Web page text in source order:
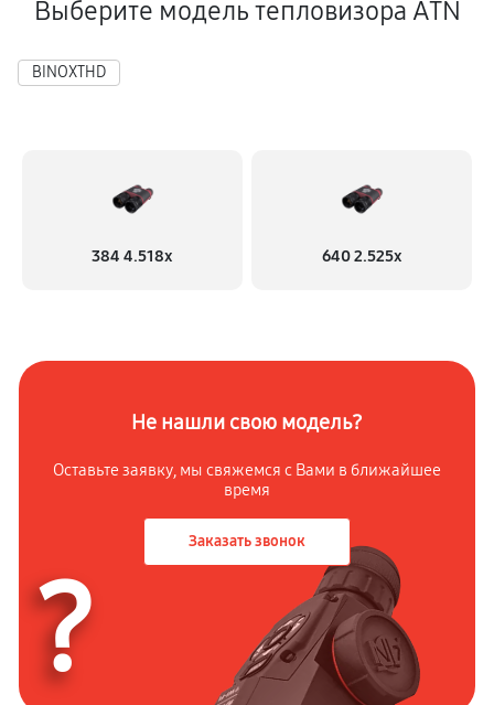
Восстановление после попадания влаги
420 руб
Ремонт капиллярной трубки
60 минут
Выберите модель тепловизора ATN
BINOXTHD
384 4.518x 640 2.525x
Не нашли свою модель?
Оставьте заявку, мы свяжемся с Вами в ближайшее
время
Заказать звонок
?